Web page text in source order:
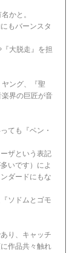
かと。
もバーンスタ
大脱走』を担
ング、『聖
界の巨匠が音
ても『ベン・
ザという表記
いです）によ
ダードにもな
ソドムとゴモ
り、キャッチ
作品共々触れ